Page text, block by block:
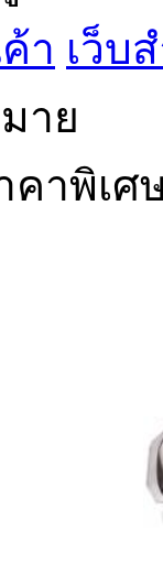
า เว็บ
าย
คาพิเศ